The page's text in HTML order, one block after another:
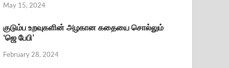
May 15, 2024
குடும்ப உறவுகளின் அழகான கதையை சொல்லும்
‘ஜெ பேபி’
February 28, 2024